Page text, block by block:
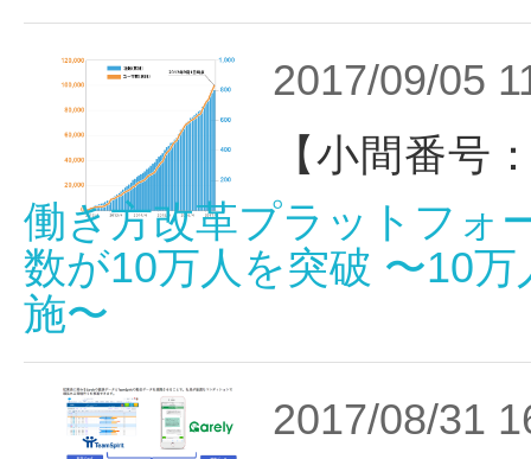
2017/09/05
【小間番号
働き方改革プラットフォ
数が10万人を突破 〜10
施〜
2017/08/31